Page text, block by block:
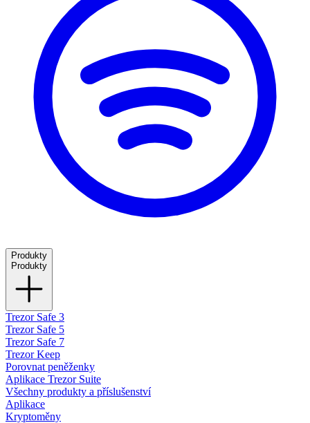
Produkty
Produkty
Trezor Safe 3
Trezor Safe 5
Trezor Safe 7
Trezor Keep
Porovnat peněženky
Aplikace Trezor Suite
Všechny produkty a příslušenství
Aplikace
Kryptoměny